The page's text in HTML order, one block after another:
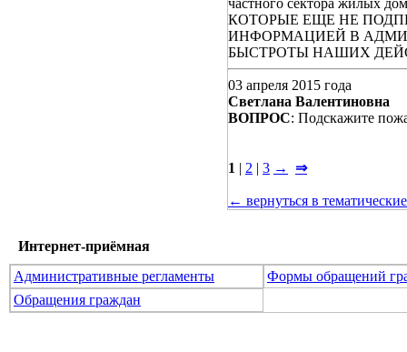
частного сектора
КОТОРЫЕ ЕЩЕ НЕ
ИНФОРМАЦИЕЙ В
БЫСТРОТЫ НАШИХ
03 апреля 2015 года
Светлана Валентиновна
ВОПРОС: Подскажите
1 | 2 | 3 → ⇒
← вернуться в
Интернет-приёмная
Административные регламенты
Формы обращений
Обращения граждан